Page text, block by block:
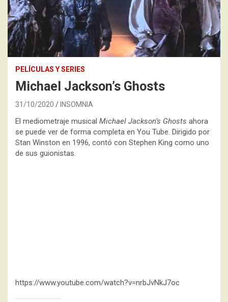
PELÍCULAS Y SERIES
Michael Jackson’s Ghosts
31/10/2020 INSOMNIA
El mediometraje musical Michael Jackson’s Ghosts ahora
se puede ver de forma completa en You Tube. Dirigido por
Stan Winston en 1996, contó con Stephen King como uno
de sus guionistas.
https://www.youtube.com/watch?v=nrbJvNkJ7oc